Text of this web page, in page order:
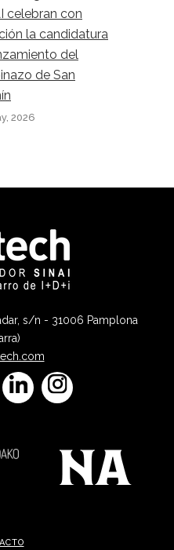
celebran con
la candidatura
del
de San
2026
s/n - 31006 Pamplona